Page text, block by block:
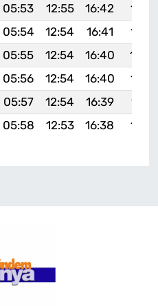
05:53 12:55 16:42
05:54 12:54 16:41
05:55 12:54 16:40
05:56 12:54 16:40
05:57 12:54 16:39
19:41
05:58 12:53 16:38